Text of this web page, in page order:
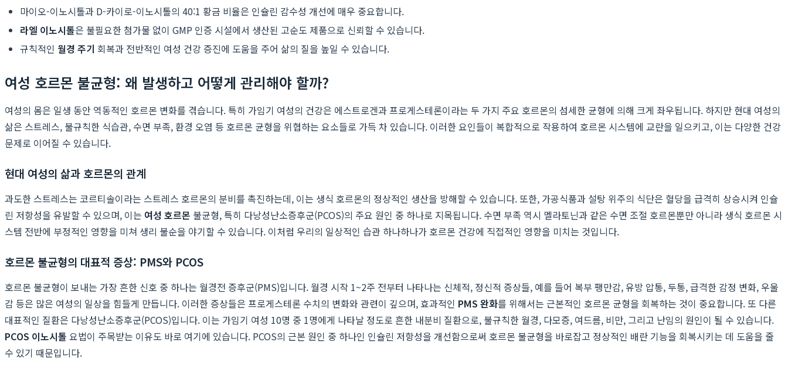
마이오-이노시톨과 D-카이로-이노시톨의 40:1 황금 비율은 인슐린 감수성 개선에 매우 중요합니다.
라엘 이노시톨은 불필요한 첨가물 없이 GMP 인증 시설에서 생산된 고순도 제품으로 신뢰할 수 있습니다.
규칙적인 월경 주기 회복과 전반적인 여성 건강 증진에 도움을 주어 삶의 질을 높일 수 있습니다.
여성 호르몬 불균형: 왜 발생하고 어떻게 관리해야 할까?
여성의 몸은 일생 동안 역동적인 호르몬 변화를 겪습니다. 특히 가임기 여성의 건강은 에스트로겐과 프로게스테론이라는 두 가지 주요 호르몬의 섬세한 균형에 의해 크게 좌우됩니다. 하지만 현대 여성의
삶은 스트레스, 불규칙한 식습관, 수면 부족, 환경 오염 등 호르몬 균형을 위협하는 요소들로 가득 차 있습니다. 이러한 요인들이 복합적으로 작용하여 호르몬 시스템에 교란을 일으키고, 이는 다양한 건강
문제로 이어질 수 있습니다.
현대 여성의 삶과 호르몬의 관계
과도한 스트레스는 코르티솔이라는 스트레스 호르몬의 분비를 촉진하는데, 이는 생식 호르몬의 정상적인 생산을 방해할 수 있습니다. 또한, 가공식품과 설탕 위주의 식단은 혈당을 급격히 상승시켜 인슐
린 저항성을 유발할 수 있으며, 이는 여성 호르몬 불균형, 특히 다낭성난소증후군(PCOS)의 주요 원인 중 하나로 지목됩니다. 수면 부족 역시 멜라토닌과 같은 수면 조절 호르몬뿐만 아니라 생식 호르몬 시
스템 전반에 부정적인 영향을 미쳐 생리 불순을 야기할 수 있습니다. 이처럼 우리의 일상적인 습관 하나하나가 호르몬 건강에 직접적인 영향을 미치는 것입니다.
호르몬 불균형의 대표적 증상: PMS와 PCOS
호르몬 불균형이 보내는 가장 흔한 신호 중 하나는 월경전 증후군(PMS)입니다. 월경 시작 1~2주 전부터 나타나는 신체적, 정신적 증상들, 예를 들어 복부 팽만감, 유방 압통, 두통, 급격한 감정 변화, 우울
감 등은 많은 여성의 일상을 힘들게 만듭니다. 이러한 증상들은 프로게스테론 수치의 변화와 관련이 깊으며, 효과적인 PMS 완화를 위해서는 근본적인 호르몬 균형을 회복하는 것이 중요합니다. 또 다른
대표적인 질환은 다낭성난소증후군(PCOS)입니다. 이는 가임기 여성 10명 중 1명에게 나타날 정도로 흔한 내분비 질환으로, 불규칙한 월경, 다모증, 여드름, 비만, 그리고 난임의 원인이 될 수 있습니다.
PCOS 이노시톨 요법이 주목받는 이유도 바로 여기에 있습니다. PCOS의 근본 원인 중 하나인 인슐린 저항성을 개선함으로써 호르몬 불균형을 바로잡고 정상적인 배란 기능을 회복시키는 데 도움을 줄
수 있기 때문입니다.